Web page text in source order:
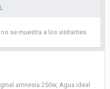
se muestra a los visitantes.
amnesia 250w, Agua ideal